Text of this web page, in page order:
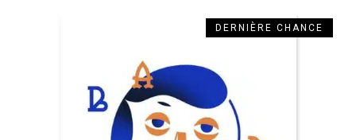
DERNIÈRE CHANCE